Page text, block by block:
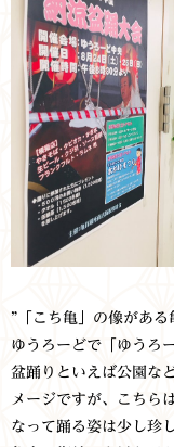
”「こち亀」の像があ
ゆうろーどで「ゆうろ
盆踊りといえば公園な
メージですが、こちら
なって踊る姿は少し珍